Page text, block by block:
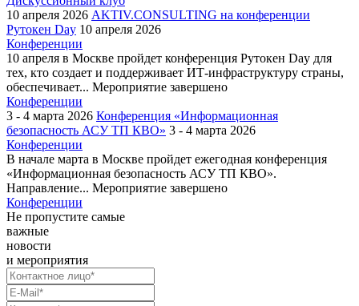
10 апреля 2026 AKTIV.CONSULTING на конференции
Рутокен Day 10 апреля 2026
Конференции
10 апреля в Москве пройдет конференция Рутокен Day для
тех, кто создает и поддерживает ИТ-инфраструктуру страны,
обеспечивает... Мероприятие завершено
Конференции
3 - 4 марта 2026 Конференция «Информационная
безопасность АСУ ТП КВО» 3 - 4 марта 2026
Конференции
В начале марта в Москве пройдет ежегодная конференция
«Информационная безопасность АСУ ТП КВО».
Направление... Мероприятие завершено
Конференции
Не пропустите самые
важные
новости
и мероприятия